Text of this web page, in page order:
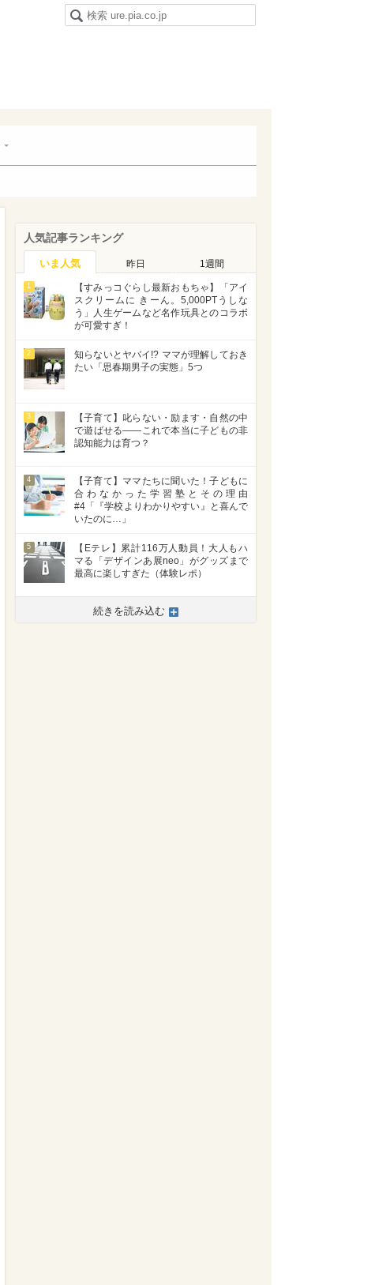
人気記事ランキング
いま人気 昨日 1週間
1
【すみっコぐらし最新おもちゃ】「アイ
スクリームに きーん。5,000PTうしな
う」人生ゲームなど名作玩具とのコラボ
が可愛すぎ！
2
知らないとヤバイ!? ママが理解しておき
たい「思春期男子の実態」5つ
3
【子育て】叱らない・励ます・自然の中
で遊ばせる――これで本当に子どもの非
認知能力は育つ？
4
【子育て】ママたちに聞いた！子どもに
合わなかった学習塾とその理由
#4「『学校よりわかりやすい』と喜んで
いたのに…」
5
【Eテレ】累計116万人動員！大人もハ
マる「デザインあ展neo」がグッズまで
最高に楽しすぎた（体験レポ）
続きを読み込む